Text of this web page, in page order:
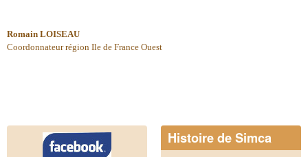
Romain LOISEAU
Coordonnateur région Ile de France Ouest
Histoire de Simca